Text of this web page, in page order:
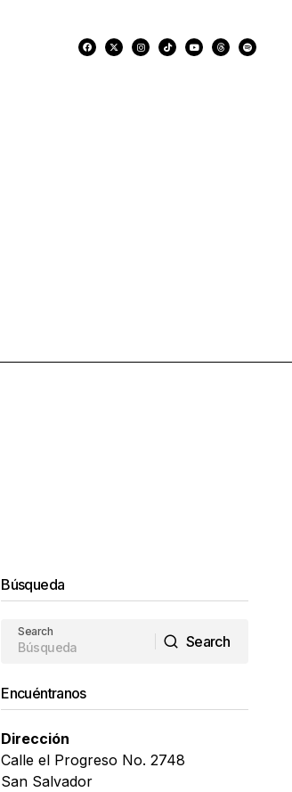
Búsqueda
Search
Search
Encuéntranos
Dirección
Calle el Progreso No. 2748
San Salvador